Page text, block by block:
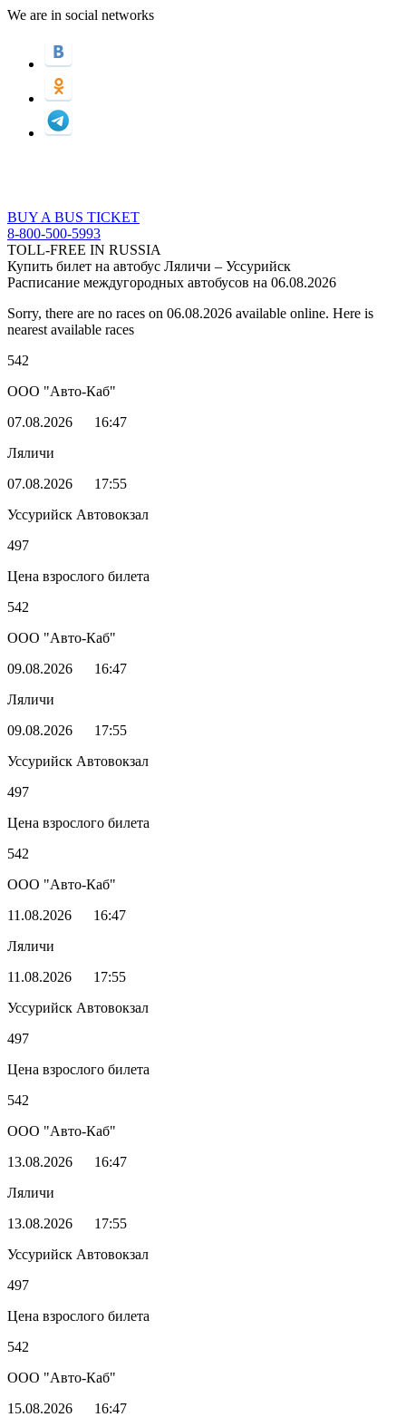
We are in social networks
BUY A BUS TICKET
8-800-500-5993
TOLL-FREE IN RUSSIA
Купить билет на автобус Ляличи – Уссурийск
Расписание междугородных автобусов на 06.08.2026
Sorry, there are no races on 06.08.2026 available online. Here is
nearest available races
542
ООО "Авто-Каб"
07.08.2026
16:47
Ляличи
07.08.2026
17:55
Уссурийск Автовокзал
497
Цена взрослого билета
542
ООО "Авто-Каб"
09.08.2026
16:47
Ляличи
09.08.2026
17:55
Уссурийск Автовокзал
497
Цена взрослого билета
542
ООО "Авто-Каб"
11.08.2026
16:47
Ляличи
11.08.2026
17:55
Уссурийск Автовокзал
497
Цена взрослого билета
542
ООО "Авто-Каб"
13.08.2026
16:47
Ляличи
13.08.2026
17:55
Уссурийск Автовокзал
497
Цена взрослого билета
542
ООО "Авто-Каб"
15.08.2026
16:47